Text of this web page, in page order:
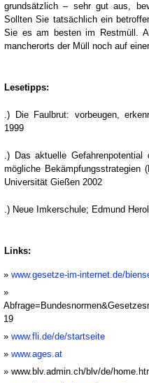
grundsätzlich – sehr gut aus,
Sollten Sie tatsächlich ein
Sie es am besten im Restmüll.
mancherorts der Müll noch auf
Lesetipps:
.) Die Faulbrut: vorbeugen,
1999
.) Das aktuelle Gefahrenpotential
mögliche Bekämpfungsstrategien
Universität Gießen 2002
.) Neue Imkerschule; Edmund
Links:
www.gesetze-im-internet.de/
19
www.fli.de/de/startseite
www.ages.at
www.blv.admin.ch/blv/de/